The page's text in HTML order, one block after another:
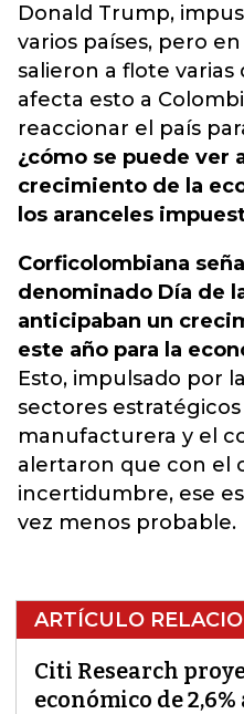
Donald Trump,
varios países, pero
salieron a flote varias
afecta esto a
reaccionar el país
¿cómo se puede ver
crecimiento de la
los aranceles
Corficolombiana
denominado Día de
anticipaban un
este año para la
Esto, impulsado por
sectores
manufacturera y el
alertaron que con el
incertidumbre, ese
vez menos probable.
ARTÍCULO
Citi Research
económico de